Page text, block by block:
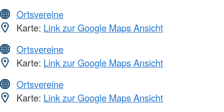
Ortsvereine
Karte: Link zur Google Maps Ansicht
Ortsvereine
Karte: Link zur Google Maps Ansicht
Ortsvereine
Karte: Link zur Google Maps Ansicht